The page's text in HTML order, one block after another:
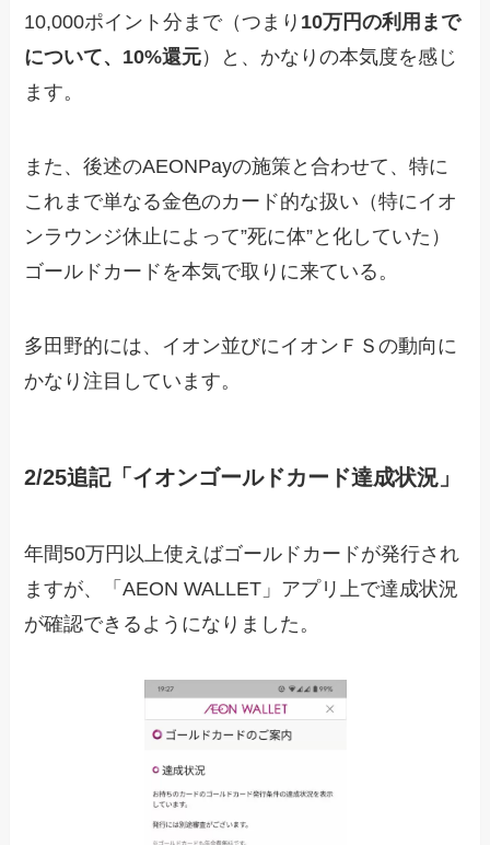
10,000ポイント分まで（つまり 10万円の利用まで
について、10%還元）と、かなりの本気度を感じ
ます。
また、後述のAEONPayの施策と合わせて、特に
これまで単なる金色のカード的な扱い（特にイオ
ンラウンジ休止によって”死に体”と化していた）
ゴールドカードを本気で取りに来ている。
多田野的には、イオン並びにイオンＦＳの動向に
かなり注目しています。
2/25追記「イオンゴールドカード達成状況」
年間50万円以上使えばゴールドカードが発行され
ますが、「AEON WALLET」アプリ上で達成状況
が確認できるようになりました。